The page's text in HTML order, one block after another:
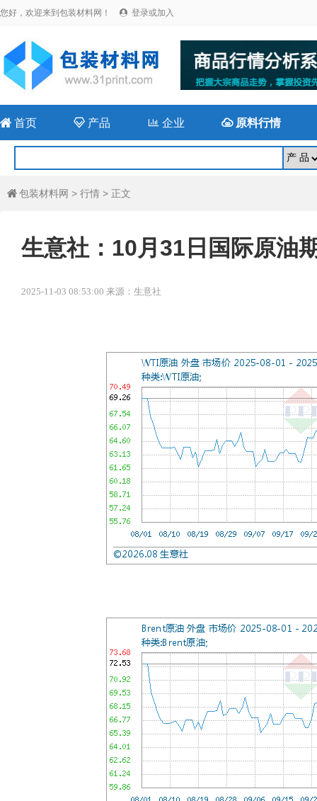
您好，欢迎来到包装材料网！  登录或加入
 首页  产品 企业 原料行情
 包装材料网 > 行情 > 正文
生意社：10月31日国际原油
2025-11-03 08:53:00 来源：生意社